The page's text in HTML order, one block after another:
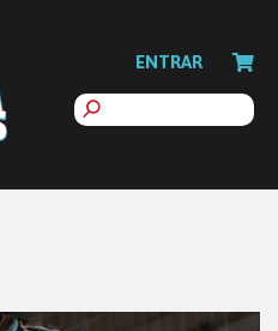
ENTRAR